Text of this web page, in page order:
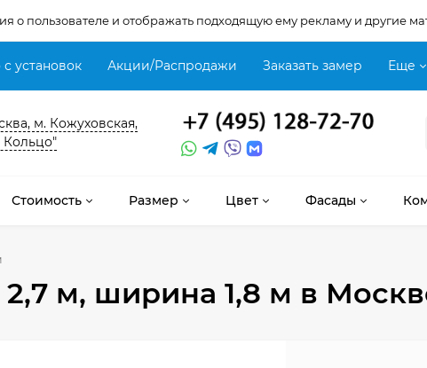
о пользователе и отображать подходящую ему рекламу и другие
установок Акции/Распродажи Заказать замер Еще
м. Кожуховская,
Кольцо"
Стоимость Размер Цвет Фасады
м, ширина 1,8 м в